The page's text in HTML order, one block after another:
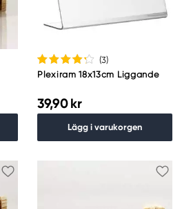
(3)
Plexiram 18x13cm Liggande
39,90 kr
Lägg i varukorgen